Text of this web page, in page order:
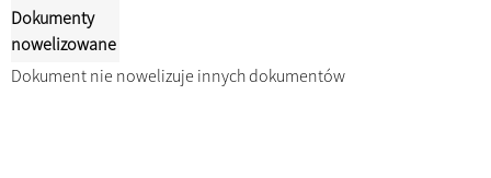
Dokumenty
nowelizowane
Dokument nie nowelizuje innych dokumentów